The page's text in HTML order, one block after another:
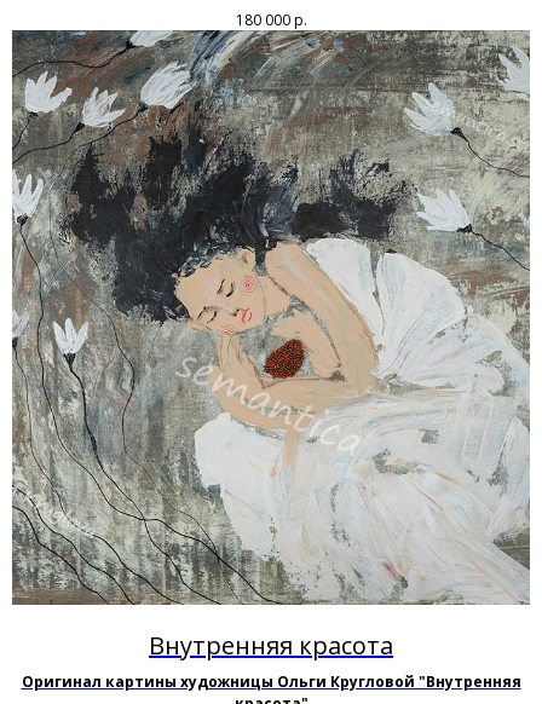
180 000 р.
Внутренняя красота
Оригинал картины художницы Ольги Кругловой "Внутренняя